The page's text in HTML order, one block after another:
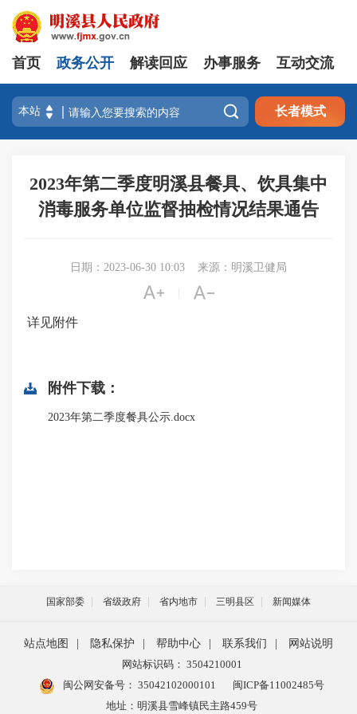
首页 政务公开 解读回应 办事服务 互动交流
 长者模式
2023年第二季度明溪县餐具、饮具集中
消毒服务单位监督抽检情况结果通告
日期：2023-06-30 10:03 来源：明溪卫健局
 
详见附件
附件下载：
2023年第二季度餐具公示.docx
国家部委 省级政府 省内地市 三明县区 新闻媒体
站点地图 隐私保护 帮助中心 联系我们
网站说明
网站标识码： 3504210001
闽公网安备号： 35042102000101
闽ICP备11002485号
地址：明溪县雪峰镇民主路459号